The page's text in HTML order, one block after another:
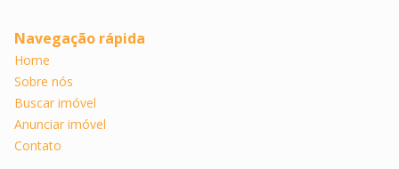
Navegação rápida
Home
Sobre nós
Buscar imóvel
Anunciar imóvel
Contato